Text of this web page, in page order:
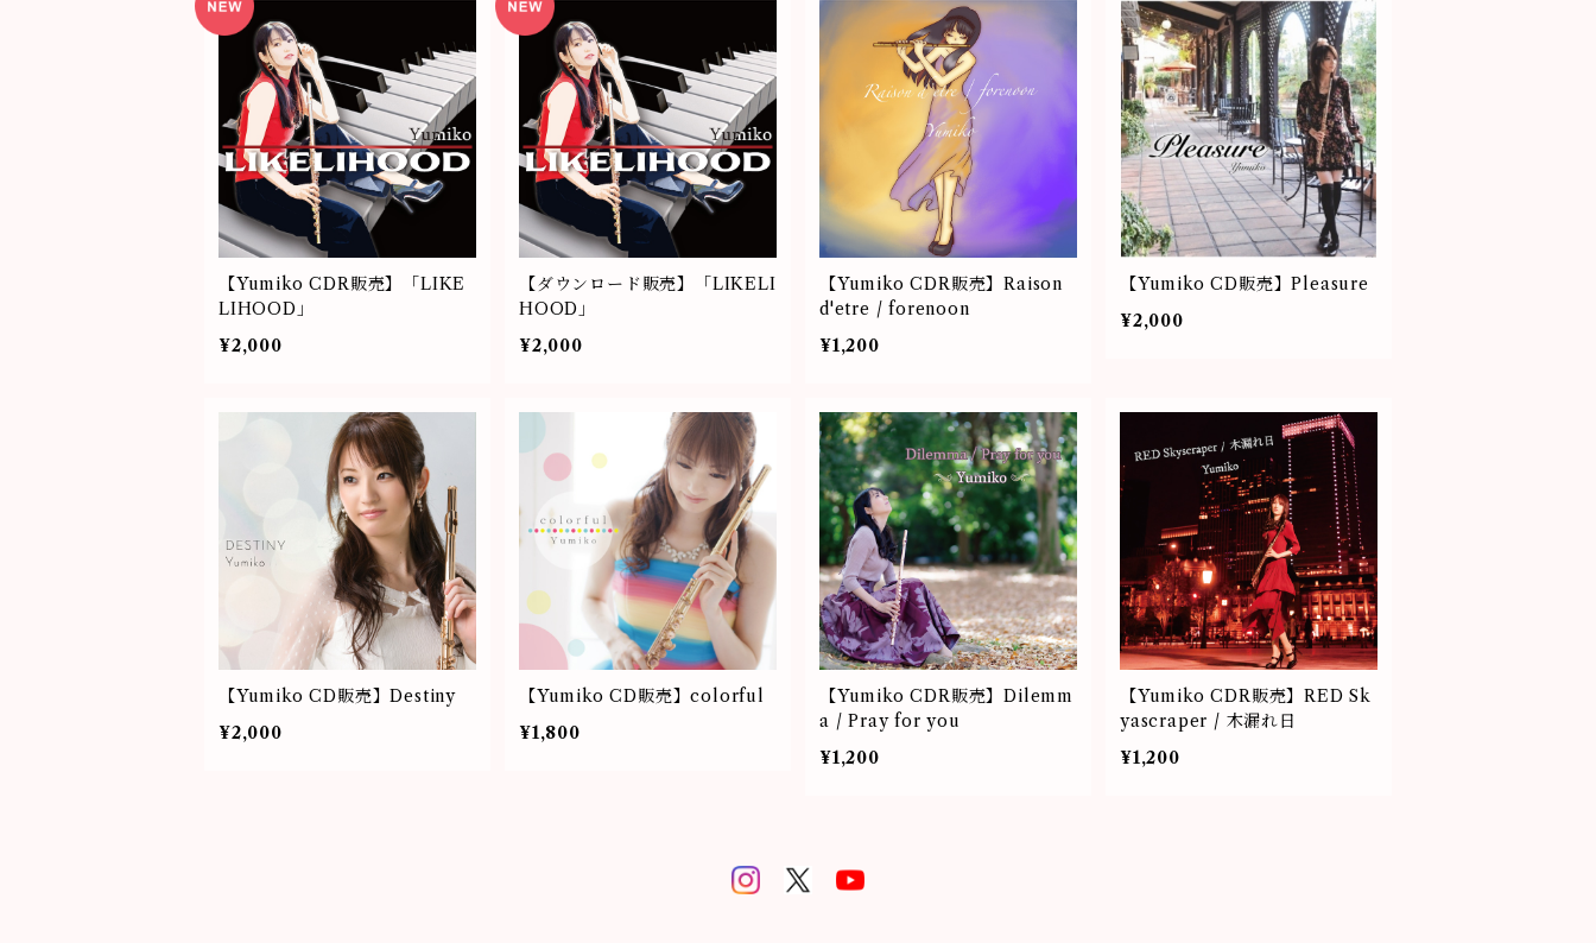
【Yumiko CDR販売】「LIKE
LIHOOD」
¥2,000
【ダウンロード販売】「LIKELI
HOOD」
¥2,000
【Yumiko CDR販売】Raison
d'etre / forenoon
¥1,200
【Yumiko CD販売】Pleasure
¥2,000
【Yumiko CD販売】Destiny
¥2,000
【Yumiko CD販売】colorful
¥1,800
【Yumiko CDR販売】Dilemm
a / Pray for you
¥1,200
【Yumiko CDR販売】RED Sk
yascraper / 木漏れ日
¥1,200